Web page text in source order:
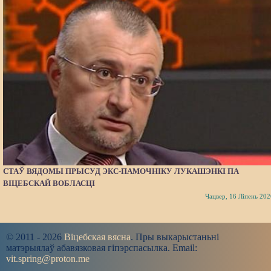
СТАЎ ВЯДОМЫ ПРЫСУД ЭКС-ПАМОЧНІКУ ЛУКАШЭНКІ ПА
ВІЦЕБСКАЙ ВОБЛАСЦІ
Чацвер, 16 Ліпень
© 2011 - 2026 Віцебская вясна. Пры выкарыстаньні
матэрыялаў абавязковая гіпэрспасылка. Email:
vit.spring@proton.me